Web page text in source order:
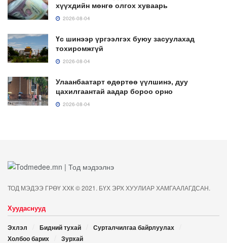
хүүхдийн мөнгө олгох хуваарь
2026-08-04
Үс шинээр үргээлгэх буюу засуулахад
тохиромжгүй
2026-08-04
Улаанбаатарт өдөртөө үүлшинэ, дуу
цахилгаантай аадар бороо орно
2026-08-04
ТОД МЭДЭЭ ГРӨҮ ХХК © 2021. БҮХ ЭРХ ХУУЛИАР ХАМГААЛАГДСАН.
Хуудаснууд
Эхлэл Бидний тухай
Сурталчилгаа байрлуулах
Холбоо барих
Зурхай